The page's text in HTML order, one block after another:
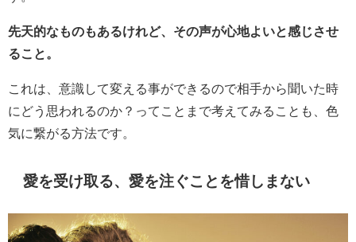
先天的なものもあるけれど、その声が心地よいと感じさせ
ること。
これは、意識して変える事ができるので相手から聞いた時
にどう思われるのか？ってことまで考えてみることも、色
気に繋がる方法です。
愛を受け取る、愛を注ぐことを惜しまない